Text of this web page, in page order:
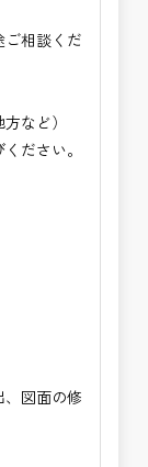
相談くだ
など）
ださい。
図面の修